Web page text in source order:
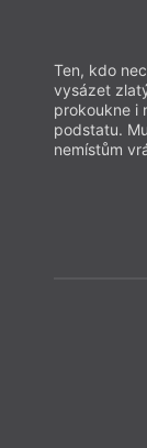
Ten, kdo
vysázet
prokoukne i
podstatu.
nemístům